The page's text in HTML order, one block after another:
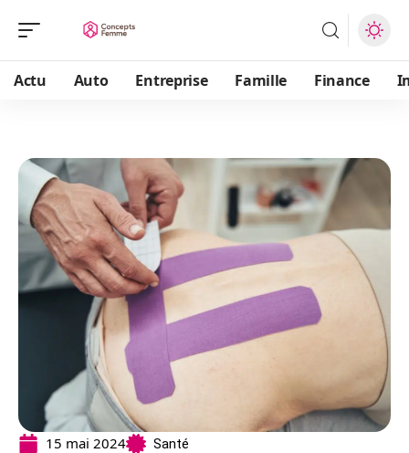
Actu Auto Entreprise Famille Finance
15 mai 2024 Santé